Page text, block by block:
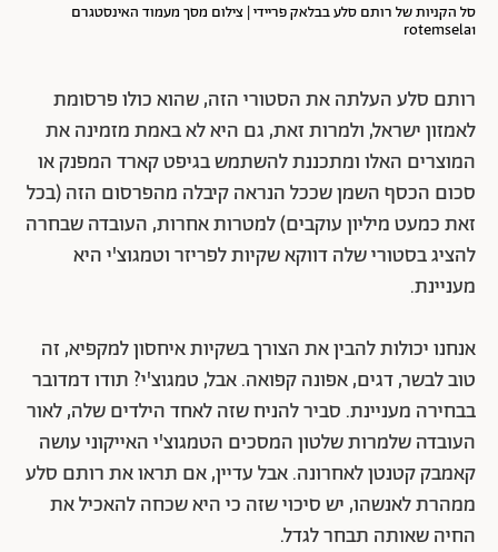
סל הקניות של רותם סלע בבלאק פריידי | צילום מסך מעמוד האינסטגרם
rotemsela1
רותם סלע העלתה את הסטורי הזה, שהוא כולו פרסומת
לאמזון ישראל, ולמרות זאת, גם היא לא באמת מזמינה את
המוצרים האלו ומתכננת להשתמש בגיפט קארד המפנק או
סכום הכסף השמן שככל הנראה קיבלה מהפרסום הזה (בכל
זאת כמעט מיליון עוקבים) למטרות אחרות, העובדה שבחרה
להציג בסטורי שלה דווקא שקיות לפריזר וטמגוצ'י היא
מעניינת.
אנחנו יכולות להבין את הצורך בשקיות איחסון למקפיא, זה
טוב לבשר, דגים, אפונה קפואה. אבל, טמגוצ'י? תודו דמדובר
בבחירה מעניינת. סביר להניח שזה לאחד הילדים שלה, לאור
העובדה שלמרות שלטון המסכים הטמגוצ'י האייקוני עושה
קאמבק קטנטן לאחרונה. אבל עדיין, אם תראו את רותם סלע
ממהרת לאנשהו, יש סיכוי שזה כי היא שכחה להאכיל את
החיה שאותה תבחר לגדל.